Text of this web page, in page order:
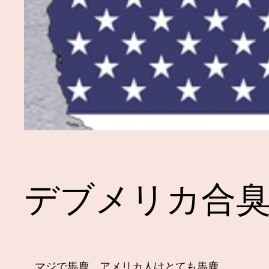
デブメリカ合
マジで馬鹿。アメリカ人はとても馬鹿。